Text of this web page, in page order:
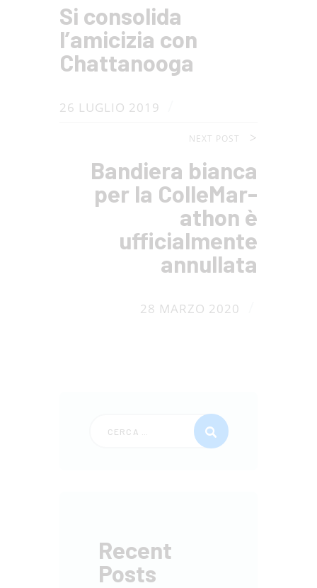
Si consolida
l’amicizia con
Chattanooga
26 LUGLIO 2019
NEXT POST
Bandiera bianca
per la ColleMar-
athon è
ufficialmente
annullata
28 MARZO 2020
Recent
Posts